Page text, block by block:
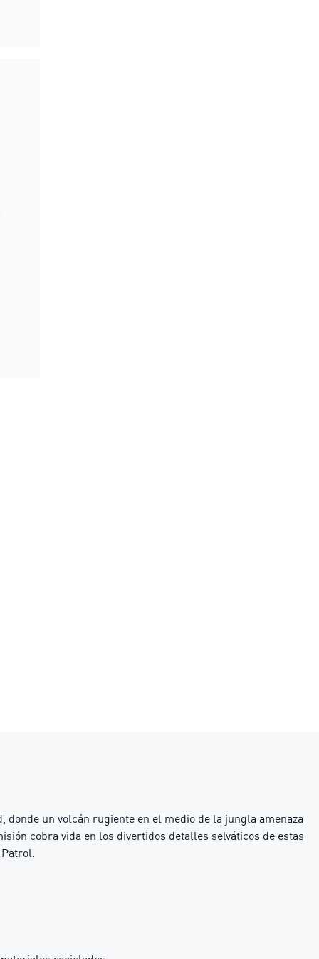
donde un volcán rugiente en el medio de la jungla amenaza
cobra vida en los divertidos detalles selváticos de estas